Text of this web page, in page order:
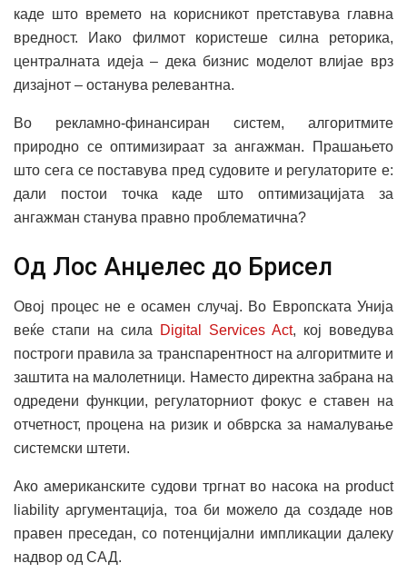
каде што времето на корисникот претставува главна
вредност. Иако филмот користеше силна реторика,
централната идеја – дека бизнис моделот влијае врз
дизајнот – останува релевантна.
Во рекламно-финансиран систем, алгоритмите
природно се оптимизираат за ангажман. Прашањето
што сега се поставува пред судовите и регулаторите е:
дали постои точка каде што оптимизацијата за
ангажман станува правно проблематична?
Од Лос Анџелес до Брисел
Овој процес не e осамен случај. Во Европската Унија
веќе стапи на сила
Digital Services Act, кој воведува
построги правила за транспарентност на алгоритмите и
заштита на малолетници. Наместо директна забрана на
одредени функции, регулаторниот фокус е ставен на
отчетност, процена на ризик и обврска за намалување
системски штети.
Ако американските судови тргнат во насока на product
liability аргументација, тоа би можело да создаде нов
правен преседан, со потенцијални импликации далеку
надвор од САД.